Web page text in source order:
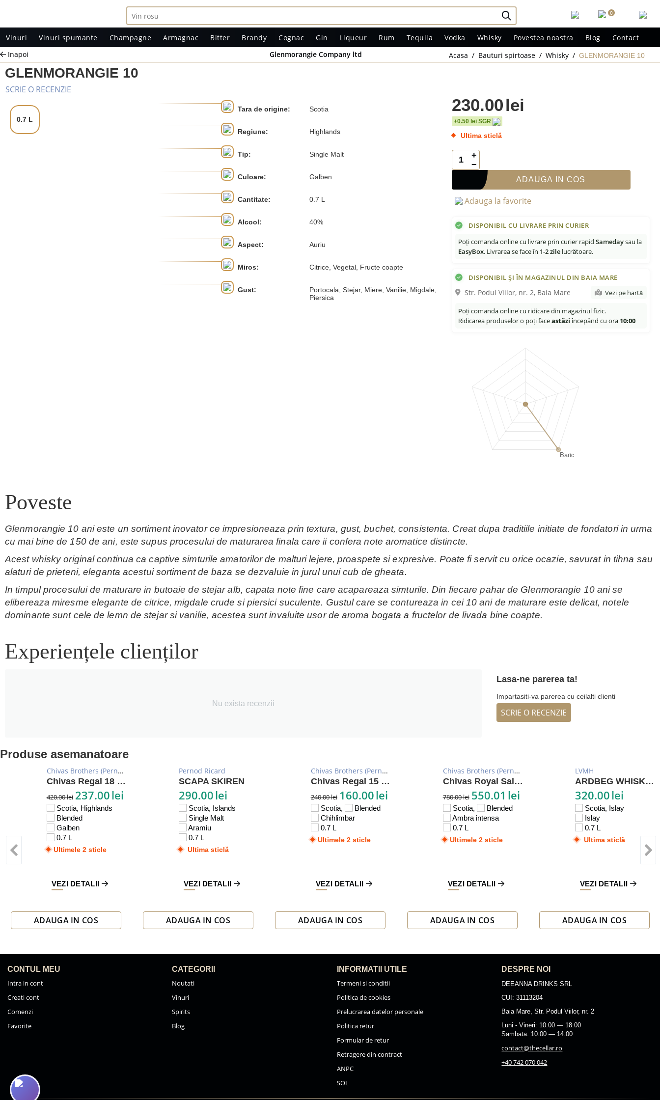
0
Vinuri Vinuri spumante Champagne Armagnac Bitter Brandy Cognac Gin Liqueur Rum Tequila Vodka Whisky Povestea noastra Blog
Contact
Inapoi
Glenmorangie Company ltd Acasa / Bauturi spirtoase / Whisky / GLENMORANGIE 10
GLENMORANGIE 10
SCRIE O RECENZIE
0.7 L
Tara de origine: Scotia
Regiune: Highlands
Tip: Single Malt
Culoare: Galben
Cantitate: 0.7 L
Alcool: 40%
Aspect: Auriu
Miros: Citrice, Vegetal, Fructe coapte
Gust:
Portocala, Stejar, Miere, Vanilie, Migdale,
Piersica
230.00lei
+0.50 lei SGR
Ultima sticlă
+
−
ADAUGA IN COS
Adauga la favorite
DISPONIBIL CU LIVRARE PRIN CURIER
Poți comanda online cu livrare prin curier rapidSamedaysau la
EasyBox. Livrarea se face în 1-2 zile lucrătoare.
DISPONIBIL ȘI ÎN MAGAZINUL DIN BAIA MARE
Str. Podul Viilor, nr. 2, Baia Mare Vezi pe hartă
Poți comanda online cu ridicare din magazinul fizic.
Ridicarea produselor o poți faceastăziîncepând cu ora 10:00
Poveste
Glenmorangie 10 ani este un sortiment inovator ce impresioneaza prin textura, gust, buchet, consistenta. Creat dupa traditiile initiate de fondatori in urma
cu mai bine de 150 de ani, este supus procesului de maturarea finala care ii confera note aromatice distincte.
Acest whisky original continua ca captive simturile amatorilor de malturi lejere, proaspete si expresive. Poate fi servit cu orice ocazie, savurat in tihna sau
alaturi de prieteni, eleganta acestui sortiment de baza se dezvaluie in jurul unui cub de gheata.
In timpul procesului de maturare in butoaie de stejar alb, capata note fine care acapareaza simturile. Din fiecare pahar de Glenmorangie 10 ani se
elibereaza miresme elegante de citrice, migdale crude si piersici suculente. Gustul care se contureaza in cei 10 ani de maturare este delicat, notele
dominante sunt cele de lemn de stejar si vanilie, acestea sunt invaluite usor de aroma bogata a fructelor de livada bine coapte.
Experiențele clienților
Nu exista recenzii
Lasa-ne parerea ta!
Impartasiti-va parerea cu ceilalti clienti
SCRIE O RECENZIE
Produse asemanatoare
Chivas Brothers (Pernod Ricard)
Chivas Regal 18 YO
420.00lei 237.00lei
Scotia, Highlands
Blended
Galben
0.7 L
Ultimele 2 sticle
VEZI DETALII
ADAUGA IN COS
Pernod Ricard
SCAPA SKIREN
290.00lei
Scotia, Islands
Single Malt
Aramiu
0.7 L
Ultima sticlă
VEZI DETALII
ADAUGA IN COS
Chivas Brothers (Pernod Ricard)
Chivas Regal 15 YO
240.00lei 160.00lei
Scotia,
Blended
Chihlimbar
0.7 L
Ultimele 2 sticle
VEZI DETALII
ADAUGA IN COS
Chivas Brothers (Pernod Ricard)
Chivas Royal Salute 21 YO
780.00lei 550.01 lei
Scotia,
Blended
Ambra intensa
0.7 L
Ultimele 2 sticle
VEZI DETALII
ADAUGA IN COS
LVMH
ARDBEG WHISKY 10 YO
320.00lei
Scotia, Islay
Islay
0.7 L
Ultima sticlă
VEZI DETALII
ADAUGA IN COS
CONTUL MEU
Intra in cont
Creati cont
Comenzi
Favorite
CATEGORII
Noutati
Vinuri
Spirits
Blog
INFORMATII UTILE
Termeni si conditii
Politica de cookies
Prelucrarea datelor personale
Politica retur
Formular de retur
Retragere din contract
ANPC
SOL
DESPRE NOI
DEEANNA DRINKS SRL
CUI: 31113204
Baia Mare, Str. Podul Viilor, nr. 2
Luni - Vineri: 10:00 — 18:00
Sambata: 10:00 — 14:00
contact@thecellar.ro
+40 742 070 042